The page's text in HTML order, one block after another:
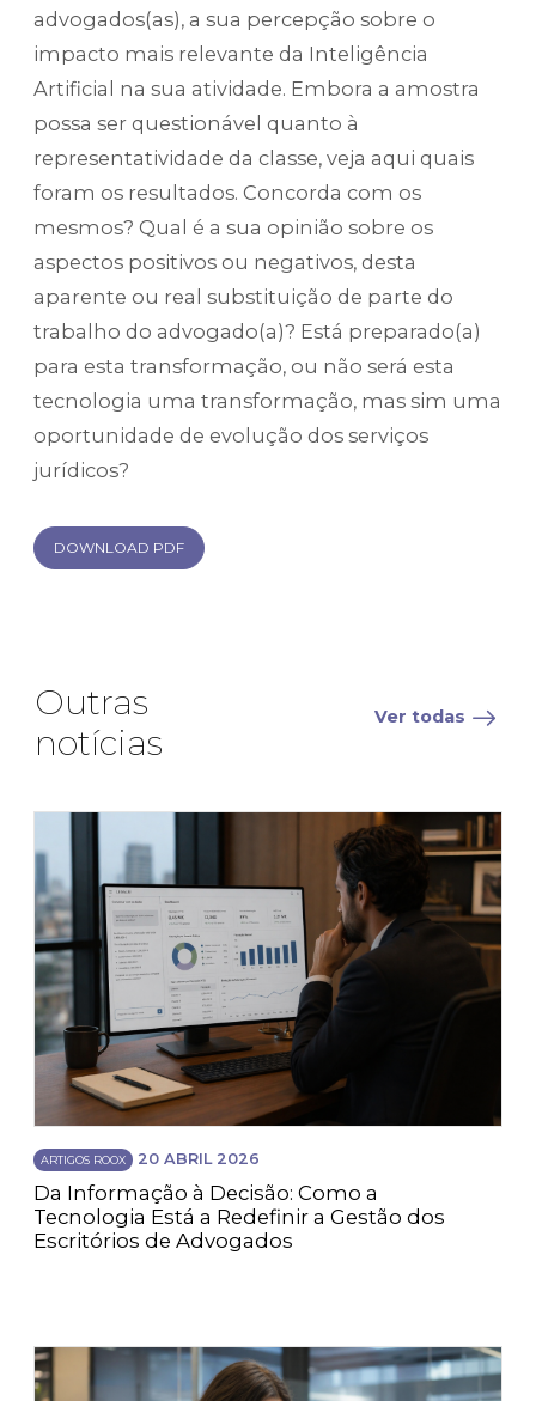
advogados(as), a sua percepção sobre o
impacto mais relevante da Inteligência
Artificial na sua atividade. Embora a amostra
possa ser questionável quanto à
representatividade da classe, veja aqui quais
foram os resultados. Concorda com os
mesmos? Qual é a sua opinião sobre os
aspectos positivos ou negativos, desta
aparente ou real substituição de parte do
trabalho do advogado(a)? Está preparado(a)
para esta transformação, ou não será esta
tecnologia uma transformação, mas sim uma
oportunidade de evolução dos serviços
jurídicos?
DOWNLOAD PDF
Outras
notícias
Ver todas
ARTIGOS ROOX 20 ABRIL 2026
Da Informação à Decisão: Como a
Tecnologia Está a Redefinir a Gestão dos
Escritórios de Advogados